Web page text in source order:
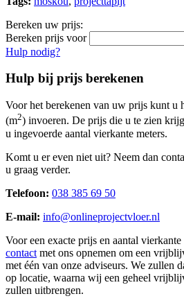
Bereken uw prijs:
Bereken prijs voor
Hulp nodig?
Hulp bij prijs berekenen
Voor het berekenen van uw prijs kunt u
(m2) invoeren. De prijs die u te zien
u ingevoerde aantal vierkante meters.
Komt u er even niet uit? Neem dan
u graag verder.
Telefoon: 038 385 69 50
E-mail: info@onlineprojectvloer.nl
Voor een exacte prijs en aantal
contact met ons opnemen om een
met één van onze adviseurs. We zullen
op locatie, waarna wij een geheel
zullen uitbrengen.